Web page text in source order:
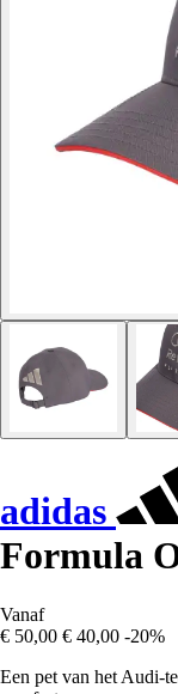
adidas
Formula
Vanaf
€ 50,00 € 40,00 -20%
Een pet van het Audi-